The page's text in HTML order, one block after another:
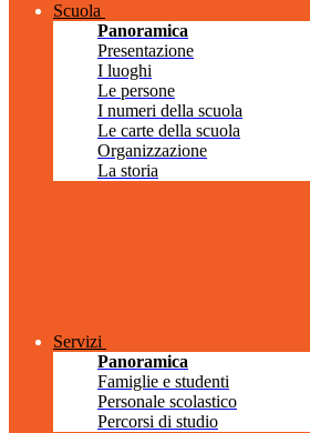
Scuola
Panoramica
Presentazione
I luoghi
Le persone
I numeri della scuola
Le carte della scuola
Organizzazione
La storia
Servizi
Panoramica
Famiglie e studenti
Personale scolastico
Percorsi di studio